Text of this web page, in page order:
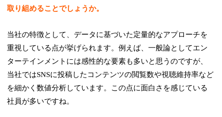
取り組めることでしょうか。
当社の特徴として、データに基づいた定量的なアプローチを
重視している点が挙げられます。例えば、一般論としてエン
ターテインメントには感性的な要素も多いと思うのですが、
当社ではSNSに投稿したコンテンツの閲覧数や視聴維持率など
を細かく数値分析しています。この点に面白さを感じている
社員が多いですね。